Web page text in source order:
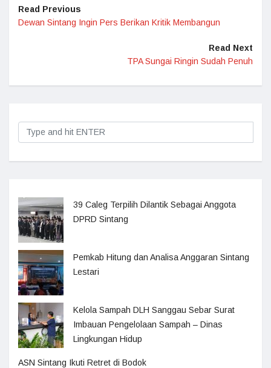
Read Previous
Dewan Sintang Ingin Pers Berikan Kritik Membangun
Read Next
TPA Sungai Ringin Sudah Penuh
39 Caleg Terpilih Dilantik Sebagai Anggota
DPRD Sintang
Pemkab Hitung dan Analisa Anggaran Sintang
Lestari
Kelola Sampah DLH Sanggau Sebar Surat
Imbauan Pengelolaan Sampah – Dinas
Lingkungan Hidup
ASN Sintang Ikuti Retret di Bodok